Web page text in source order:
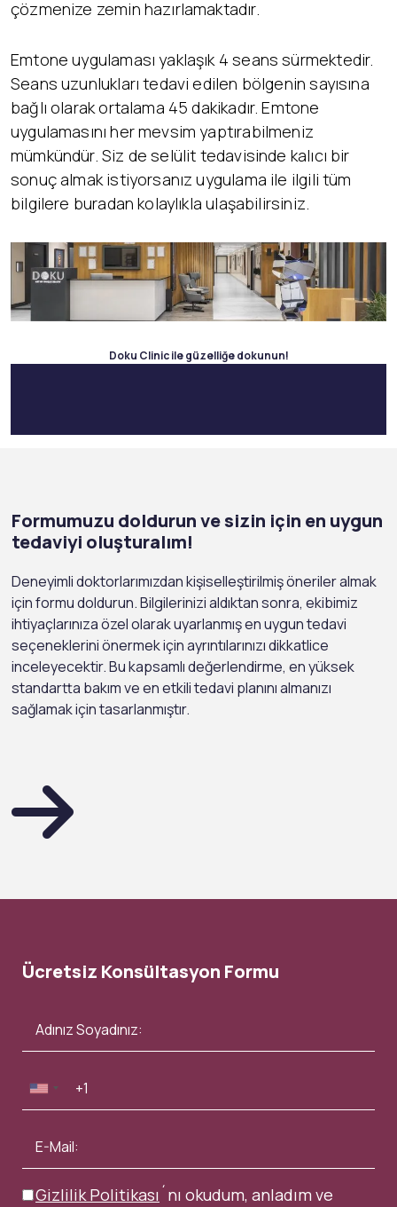
çözmenize zemin hazırlamaktadır.
Emtone uygulaması yaklaşık 4 seans sürmektedir.
Seans uzunlukları tedavi edilen bölgenin sayısına
bağlı olarak ortalama 45 dakikadır. Emtone
uygulamasını her mevsim yaptırabilmeniz
mümkündür. Siz de selülit tedavisinde kalıcı bir
sonuç almak istiyorsanız uygulama ile ilgili tüm
bilgilere buradan kolaylıkla ulaşabilirsiniz.
Doku Clinic ile güzelliğe dokunun!
Formumuzu doldurun ve sizin için en uygun
tedaviyi oluşturalım!
Deneyimli doktorlarımızdan kişiselleştirilmiş öneriler almak
için formu doldurun. Bilgilerinizi aldıktan sonra, ekibimiz
ihtiyaçlarınıza özel olarak uyarlanmış en uygun tedavi
seçeneklerini önermek için ayrıntılarınızı dikkatlice
inceleyecektir. Bu kapsamlı değerlendirme, en yüksek
standartta bakım ve en etkili tedavi planını almanızı
sağlamak için tasarlanmıştır.
Ücretsiz Konsültasyon Formu
Gizlilik Politikası ´nı okudum, anladım ve